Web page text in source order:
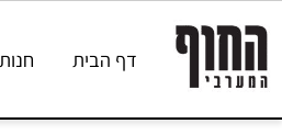
דף הבית חנות